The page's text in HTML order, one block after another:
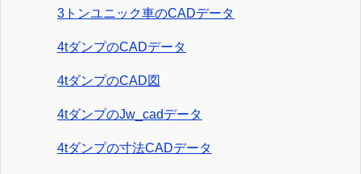
3トンユニック車のCADデータ
4tダンプのCADデータ
4tダンプのCAD図
4tダンプのJw_cadデータ
4tダンプの寸法CADデータ